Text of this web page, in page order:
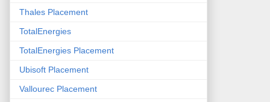
Thales Placement
TotalEnergies
TotalEnergies Placement
Ubisoft Placement
Vallourec Placement